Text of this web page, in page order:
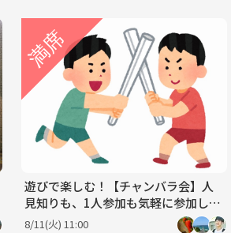
遊びで楽しむ！【チャンバラ会】人
見知りも、1人参加も気軽に参加して
ね♪
8/11(火) 11:00